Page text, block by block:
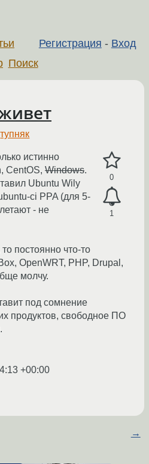
Регистрация - Вход
Поиск
тупняк
0
1
истинно
CentOS, Windows.
Ubuntu Wily
ci PPA (для 5-
- не
постоянно что-то
OpenWRT, PHP, Drupal,
молчу.
под сомнение
продуктов, свободное ПО
+00:00
→